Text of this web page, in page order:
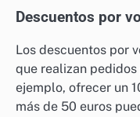
Descuentos por
Los descuentos por
que realizan
ejemplo, ofrecer un
más de 50 euros